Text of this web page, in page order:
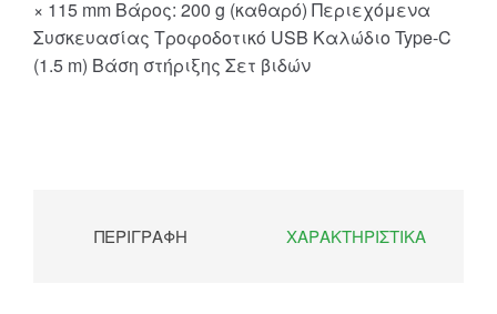
× 115 mm Βάρος: 200 g (καθαρό) Περιεχόμενα
Συσκευασίας Τροφοδοτικό USB Καλώδιο Type-C
(1.5 m) Βάση στήριξης Σετ βιδών
ΠΕΡΙΓΡΑΦΉ ΧΑΡΑΚΤΗΡΙΣΤΙΚΆ